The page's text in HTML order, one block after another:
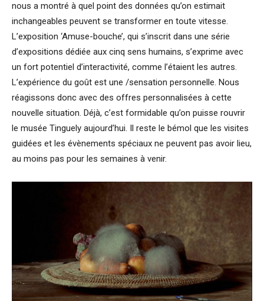
nous a montré à quel point des données qu’on estimait
inchangeables peuvent se transformer en toute vitesse.
L’exposition ‘Amuse-bouche’, qui s’inscrit dans une série
d’expositions dédiée aux cinq sens humains, s’exprime avec
un fort potentiel d’interactivité, comme l’étaient les autres.
L’expérience du goût est une /sensation personnelle. Nous
réagissons donc avec des offres personnalisées à cette
nouvelle situation. Déjà, c’est formidable qu’on puisse rouvrir
le musée Tinguely aujourd’hui. Il reste le bémol que les visites
guidées et les évènements spéciaux ne peuvent pas avoir lieu,
au moins pas pour les semaines à venir.